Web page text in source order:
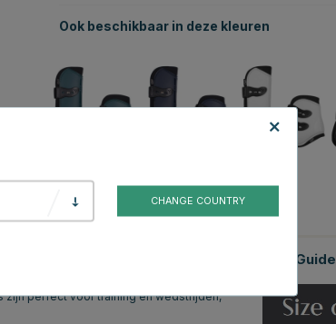
Ook beschikbaar in deze kleuren
beschermers zijn gemaakt van een
perfect voor training en wedstrijden,
Size Guide
CHANGE COUNTRY